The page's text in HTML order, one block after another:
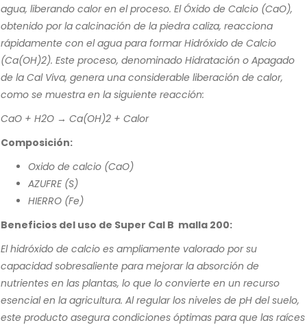
agua, liberando calor en el proceso. El Óxido de Calcio (CaO),
obtenido por la calcinación de la piedra caliza, reacciona
rápidamente con el agua para formar Hidróxido de Calcio
(Ca(OH)2). Este proceso, denominado Hidratación o Apagado
de la Cal Viva, genera una considerable liberación de calor,
como se muestra en la siguiente reacción:
CaO + H2O → Ca(OH)2 + Calor
Composición:
Oxido de calcio (CaO)
AZUFRE (S)
HIERRO (Fe)
Beneficios del uso de Super Cal B malla 200:
El hidróxido de calcio es ampliamente valorado por su
capacidad sobresaliente para mejorar la absorción de
nutrientes en las plantas, lo que lo convierte en un recurso
esencial en la agricultura. Al regular los niveles de pH del suelo,
este producto asegura condiciones óptimas para que las raíces